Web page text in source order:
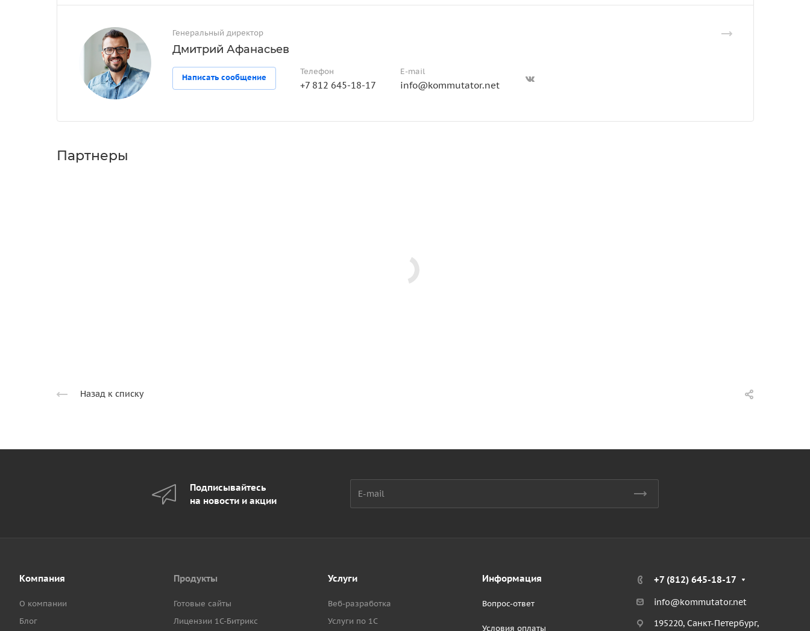
Генеральный директор
Дмитрий Афанасьев
Написать сообщение
Телефон
+7 812 645-18-17
E-mail
info@kommutator.net
Партнеры
Назад к списку
Подписывайтесь
на новости и акции
Компания
О компании
Блог
Продукты
Готовые сайты
Лицензии 1С-Битрикс
Услуги
Веб-разработка
Услуги по 1С
Информация
Вопрос-ответ
Условия оплаты
+7 (812) 645-18-17
info@kommutator.net
195220, Санкт-Петербург,